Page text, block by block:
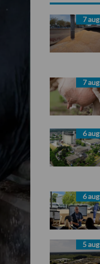
Sidebar7 aug
7 aug
6 aug
6 aug
5 aug